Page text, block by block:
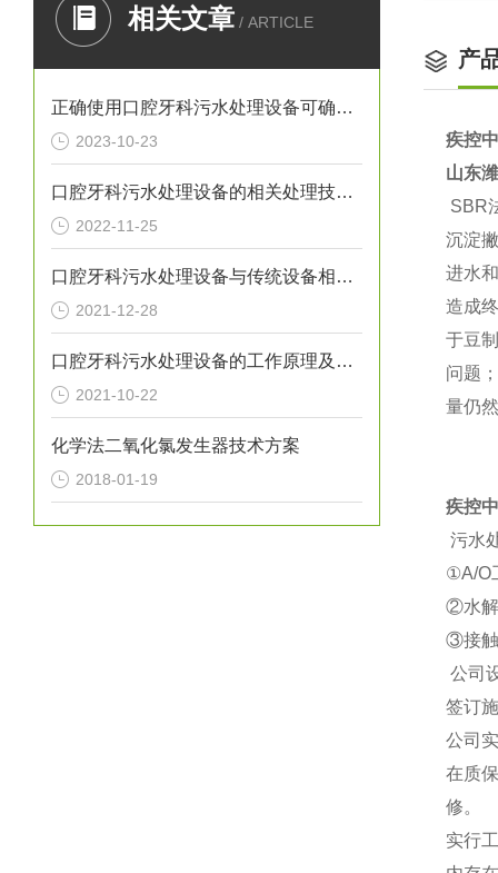
相关文章 / ARTICLE
正确使用口腔牙科污水处理设备可确保处理效果
2023-10-23
口腔牙科污水处理设备的相关处理技术介绍
2022-11-25
口腔牙科污水处理设备与传统设备相比的优势介绍
2021-12-28
口腔牙科污水处理设备的工作原理及出故障时需采取的措施介绍
2021-10-22
化学法二氧化氯发生器技术方案
2018-01-19
产
疾控
山东
SBR
沉淀
进水
造成
于豆
问题
量仍
疾控
污水
①A/O
②水解
③接
公司
签订
公司
在质
修。
实行